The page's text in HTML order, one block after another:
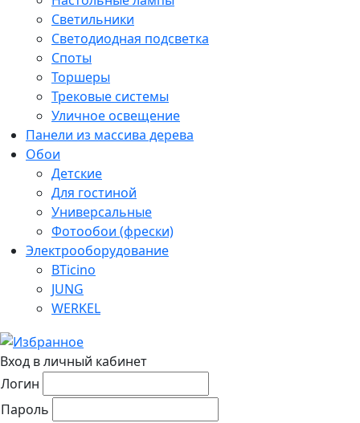
Светильники
Светодиодная подсветка
Споты
Торшеры
Трековые системы
Уличное освещение
Панели из массива дерева
Обои
Детские
Для гостиной
Универсальные
Фотообои (фрески)
Электрооборудование
BTicino
JUNG
WERKEL
Вход в личный кабинет
Логин
Пароль